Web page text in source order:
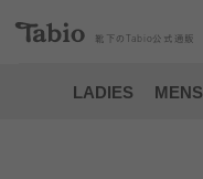
靴下の Tabio 公式通販
LADIES MENS